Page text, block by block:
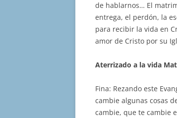
de hablarnos… El
entrega, el perdón, la
para recibir la vida en
amor de Cristo por su
Aterrizado a la vida
Fina: Rezando este
cambie algunas cosas
cambie, que te cambie